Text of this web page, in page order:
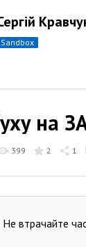
sandbox
на
399 2 1
Не втрачайте